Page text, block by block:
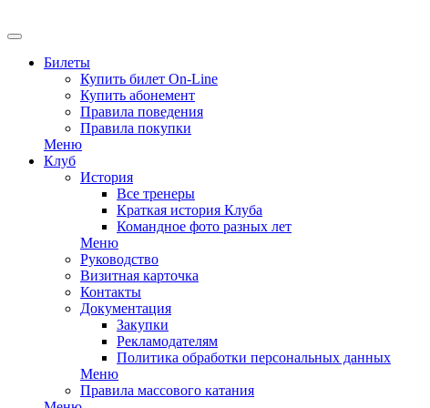
Билеты
Купить билет On-Line
Купить абонемент
Правила поведения
Правила покупки
Меню
Клуб
История
Все тренеры
Краткая история Клуба
Командное фото разных лет
Меню
Руководство
Визитная карточка
Контакты
Документация
Закупки
Рекламодателям
Политика обработки персональных данных
Меню
Правила массового катания